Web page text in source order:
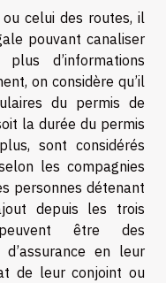
celui des routes, il
pouvant canaliser
d’informations
on considère qu’il
du permis de
la durée du permis
sont considérés
les compagnies
personnes détenant
depuis les trois
être des
en leur
de leur conjoint ou